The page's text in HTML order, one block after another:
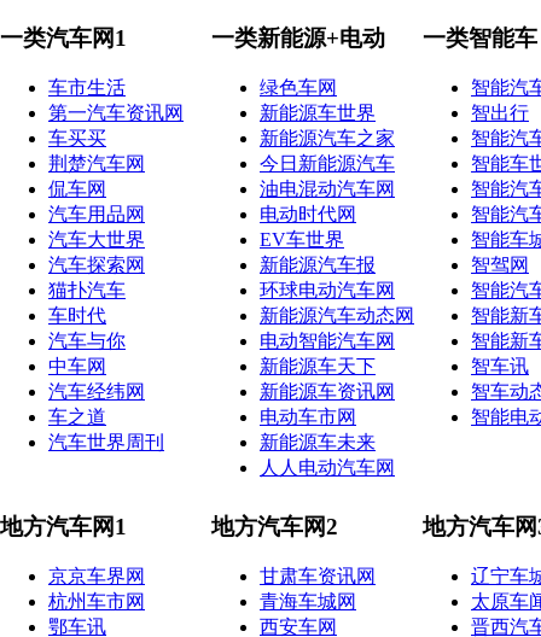
一类汽车网1
车市生活
第一汽车资讯网
车买买
荆楚汽车网
侃车网
汽车用品网
汽车大世界
汽车探索网
猫扑汽车
车时代
汽车与你
中车网
汽车经纬网
车之道
汽车世界周刊
一类新能源+电动
绿色车网
新能源车世界
新能源汽车之家
今日新能源汽车
油电混动汽车网
电动时代网
EV车世界
新能源汽车报
环球电动汽车网
新能源汽车动态网
电动智能汽车网
新能源车天下
新能源车资讯网
电动车市网
新能源车未来
人人电动汽车网
一类智能车
智能汽
智出行
智能汽
智能车
智能汽
智能汽
智能车
智驾网
智能汽
智能新
智能新
智车讯
智车动
智能电
地方汽车网1
京京车界网
杭州车市网
鄂车讯
地方汽车网2
甘肃车资讯网
青海车城网
西安车网
地方汽车网
辽宁车
太原车
晋西汽